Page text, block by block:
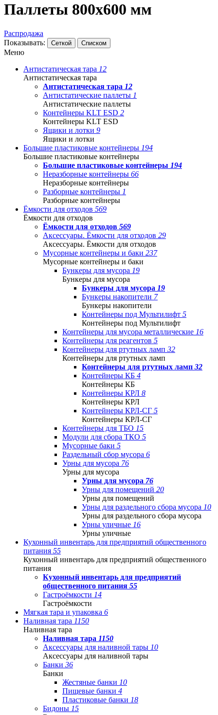
Паллеты 800x600 мм
Распродажа
Показывать:
Сеткой Списком
Меню
Антистатическая тара 12
Антистатическая тара
Антистатическая тара 12
Антистатические паллеты 1
Антистатические паллеты
Контейнеры KLT ESD 2
Контейнеры KLT ESD
Ящики и лотки 9
Ящики и лотки
Большие пластиковые контейнеры 194
Большие пластиковые контейнеры
Большие пластиковые контейнеры 194
Неразборные контейнеры 66
Неразборные контейнеры
Разборные контейнеры 1
Разборные контейнеры
Ёмкости для отходов 569
Ёмкости для отходов
Ёмкости для отходов 569
Аксессуары. Ёмкости для отходов 29
Аксессуары. Ёмкости для отходов
Мусорные контейнеры и баки 237
Мусорные контейнеры и баки
Бункеры для мусора 19
Бункеры для мусора
Бункеры для мусора 19
Бункеры накопители 7
Бункеры накопители
Контейнеры под Мультилифт 5
Контейнеры под Мультилифт
Контейнеры для мусора металлические 16
Контейнеры для реагентов 5
Контейнеры для ртутных ламп 32
Контейнеры для ртутных ламп
Контейнеры для ртутных ламп 32
Контейнеры КБ 4
Контейнеры КБ
Контейнеры КРЛ 8
Контейнеры КРЛ
Контейнеры КРЛ-СГ 5
Контейнеры КРЛ-СГ
Контейнеры для ТБО 15
Модули для сбора ТКО 5
Мусорные баки 5
Раздельный сбор мусора 6
Урны для мусора 76
Урны для мусора
Урны для мусора 76
Урны для помещений 20
Урны для помещений
Урны для раздельного сбора мусора 10
Урны для раздельного сбора мусора
Урны уличные 16
Урны уличные
Кухонный инвентарь для предприятий общественного
питания 55
Кухонный инвентарь для предприятий общественного
питания
Кухонный инвентарь для предприятий
общественного питания 55
Гастроёмкости 14
Гастроёмкости
Мягкая тара и упаковка 6
Наливная тара 1150
Наливная тара
Наливная тара 1150
Аксессуары для наливной тары 10
Аксессуары для наливной тары
Банки 36
Банки
Жестяные банки 10
Пищевые банки 4
Пластиковые банки 18
Бидоны 15